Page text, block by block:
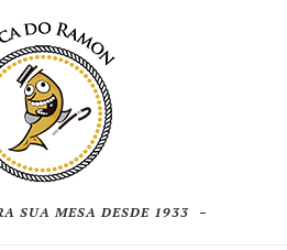
SUA MESA DESDE 1933